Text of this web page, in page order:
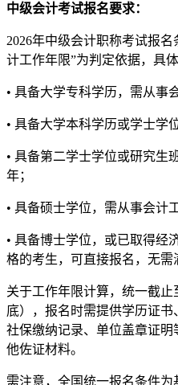
中级会计考试报名要求：
2026年中级会计职称考试报
计工作年限”为判定依据，具体
• 具备大学专科学历，需从事
• 具备大学本科学历或学士学
• 具备第二学士学位或研究生
年；
• 具备硕士学位，需从事会计
• 具备博士学位，或已取得经
格的考生，可直接报名，无需
关于工作年限计算，统一截止
底），报名时需提供学历证书
社保缴纳记录、单位盖章证
他佐证材料。
需注意，全国统一报名条件